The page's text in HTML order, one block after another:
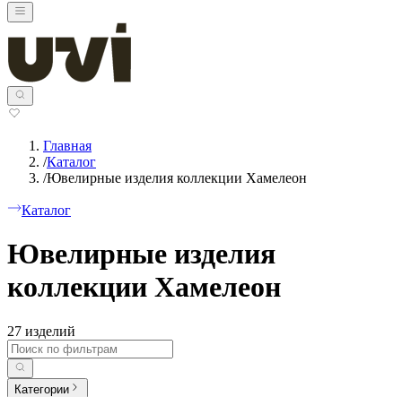
Главная
/Каталог
/Ювелирные изделия коллекции Хамелеон
Каталог
Ювелирные изделия
коллекции Хамелеон
27 изделий
Категории